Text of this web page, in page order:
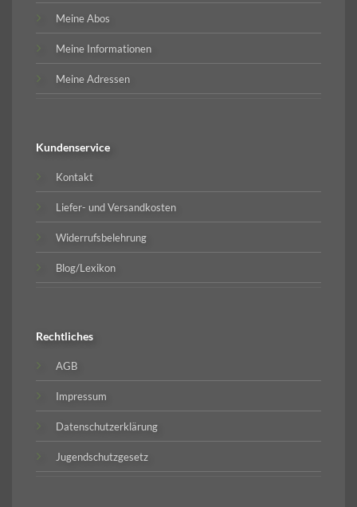
Meine Abos
Meine Informationen
Meine Adressen
Kundenservice
Kontakt
Liefer- und Versandkosten
Widerrufsbelehrung
Blog/Lexikon
Rechtliches
AGB
Impressum
Datenschutzerklärung
Jugendschutzgesetz